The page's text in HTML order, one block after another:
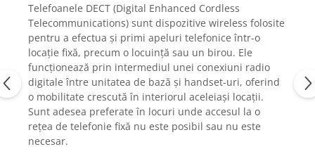
Ingrijire Locuinta
Purificatoare de aer
Fashion
Bijuterii
Ceasuri barbatesti
Ceasuri dama
Cutii, curele si accesorii ceasuri
Genti si accesorii barbati
Telefoanele DECT (Digital Enhanced Cordless
Telecommunications) sunt dispozitive wireless folosite
pentru a efectua și primi apeluri telefonice într-o
locație fixă, precum o locuință sau un birou. Ele
funcționează prin intermediul unei conexiuni radio
digitale între unitatea de bază și handset-uri, oferind
o mobilitate crescută în interiorul aceleiași locații.
Sunt adesea preferate în locuri unde accesul la o
rețea de telefonie fixă nu este posibil sau nu este
necesar.